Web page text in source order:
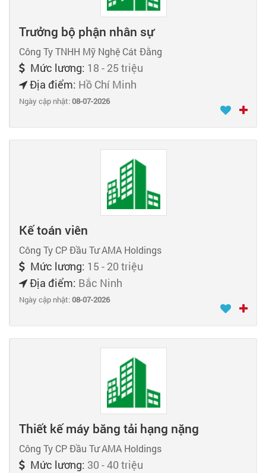
Trưởng bộ phận nhân sự
Công Ty TNHH Mỹ Nghệ Cát Đằng
Mức lương: 18 - 25 triệu
Địa điểm: Hồ Chí Minh
Ngày cập nhật:08-07-2026
Kế toán viên
Công Ty CP Đầu Tư AMA Holdings
Mức lương: 15 - 20 triệu
Địa điểm: Bắc Ninh
Ngày cập nhật:08-07-2026
Thiết kế máy băng tải hạng nặng
Công Ty CP Đầu Tư AMA Holdings
Mức lương: 30 - 40 triệu